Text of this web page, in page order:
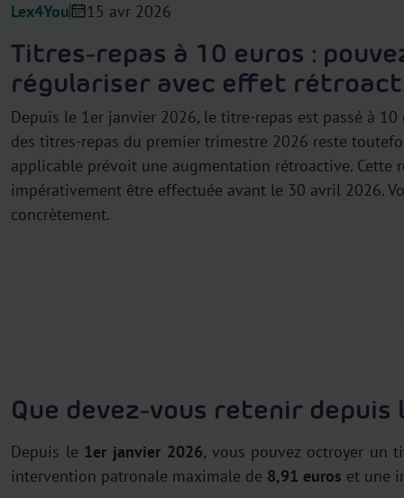
Lex4You 15 avr 2026
Titres-repas à 10 euros :
régulariser avec effet
Depuis le 1er janvier 2026, le titre-repas est passé à
des titres-repas du premier trimestre 2026 reste
applicable prévoit une augmentation rétroactive. Cette
impérativement être effectuée avant le 30 avril 2026.
concrètement.
Que devez-vous retenir depuis
Depuis le 1er janvier 2026, vous pouvez octroyer un
intervention patronale maximale de 8,91 euros et une